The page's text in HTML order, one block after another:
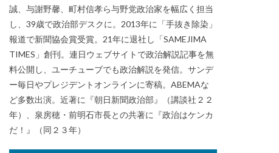
誠、与謝野馨、町村信孝ら与野党政治家を幅広く担当
し、39歳で政治部デスクに。2013年に「手抜き除染」
報道で新聞協会賞受賞。21年に退社し「SAMEJIMA
TIMES」創刊。連日ウェブサイトで政治解説記事を無
料公開し、ユーチューブでも政治解説を発信。サンデ
ー毎日やプレジデントオンラインに寄稿。ABEMAな
ど多数出演。近著に『朝日新聞政治部』（講談社２２
年）、泉房穂・前明石市長との共著に『政治はケンカ
だ！』（同２３年）